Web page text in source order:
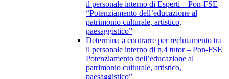
il personale interno di Esperti – Pon-FSE
“Potenziamento dell’educazione al
patrimonio culturale, artistico,
paesaggistico”
Determina a contrarre per reclutamento tra
il personale interno di n.4 tutor – Pon-FSE
Potenziamento dell’educazione al
patrimonio culturale, artistico,
paesaggistico”